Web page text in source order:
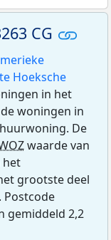
CG
Hoeksche
in het
woningen in
De
waarde van
het
grootste deel
Postcode
gemiddeld 2,2